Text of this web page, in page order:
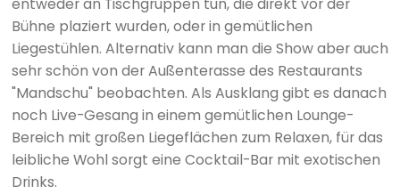
Bühne plaziert wurden, oder in gemütlichen
Liegestühlen. Alternativ kann man die Show aber auch
sehr schön von der Außenterasse des Restaurants
"Mandschu" beobachten. Als Ausklang gibt es danach
noch Live-Gesang in einem gemütlichen Lounge-
Bereich mit großen Liegeflächen zum Relaxen, für das
leibliche Wohl sorgt eine Cocktail-Bar mit exotischen
Drinks.